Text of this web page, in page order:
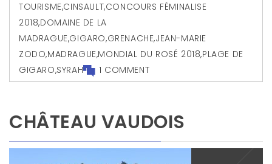
TOURISME,CINSAULT,CONCOURS FÉMINALISE
2018,DOMAINE DE LA
MADRAGUE,GIGARO,GRENACHE,JEAN-MARIE
ZODO,MADRAGUE,MONDIAL DU ROSÉ 2018,PLAGE DE
GIGARO,SYRAH 1 COMMENT
CHÂTEAU VAUDOIS